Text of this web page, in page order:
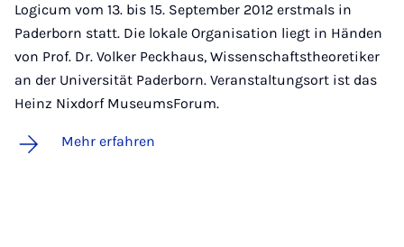
Logicum vom 13. bis 15. September 2012 erstmals in
Paderborn statt. Die lokale Organisation liegt in Händen
von Prof. Dr. Volker Peckhaus, Wissenschaftstheoretiker
an der Universität Paderborn. Veranstaltungsort ist das
Heinz Nixdorf MuseumsForum.
Mehr erfahren